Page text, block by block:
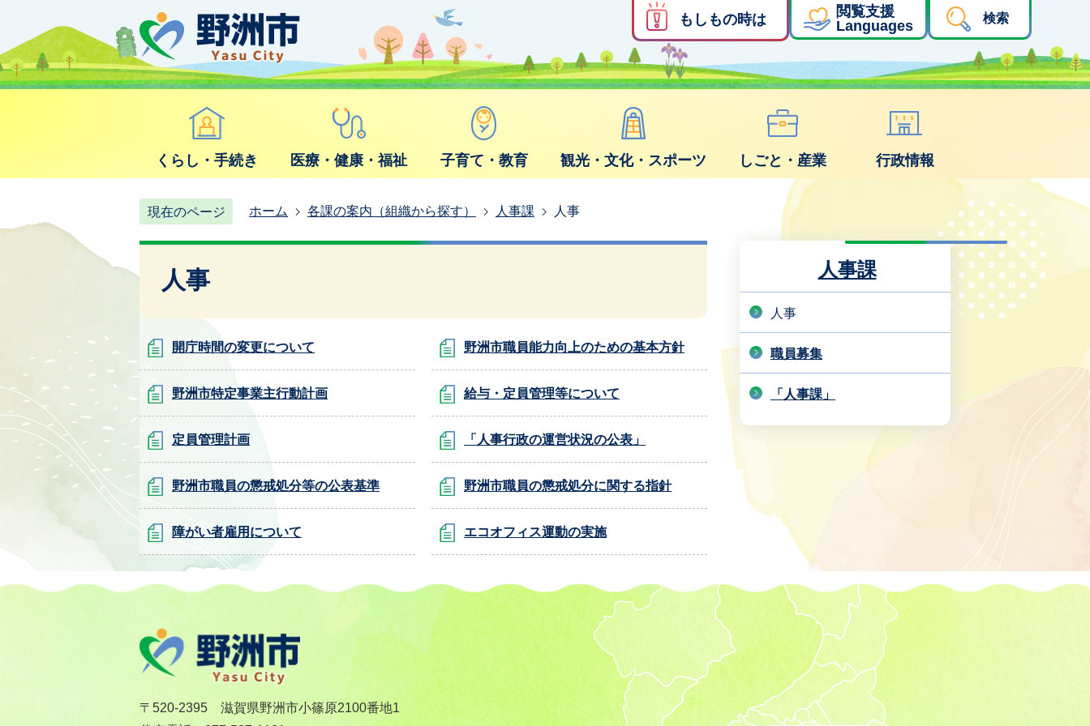
もしもの時は
閲覧支援
Languages
検索
くらし・手続き 医療・健康・福祉 子育て・教育 観光・文化・スポーツ しごと・産業 行政情報
現在のページ ホーム 各課の案内（組織から探す） 人事課 人事
人事
開庁時間の変更について 野洲市職員能力向上のための基本方針
野洲市特定事業主行動計画 給与・定員管理等について
定員管理計画 「人事行政の運営状況の公表」
野洲市職員の懲戒処分等の公表基準 野洲市職員の懲戒処分に関する指針
障がい者雇用について エコオフィス運動の実施
人事課
人事
職員募集
「人事課」
〒520-2395 滋賀県野洲市小篠原2100番地1